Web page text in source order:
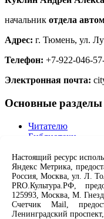
начальник отдела
Адрес: г. Тюмень, ул.
Телефон: +7-922-046-
Электронная почта:
Основные разделы
Читателю
Библиотеки
Проекты
О нас
Партнерам
Сервисы
Настоящий ресурс
Яндекс Метрика,
Россия, Москва, ул. Л.
PRO.Культура.РФ,
125993, Москва, М.
Счетчик Mail,
Ленинградский